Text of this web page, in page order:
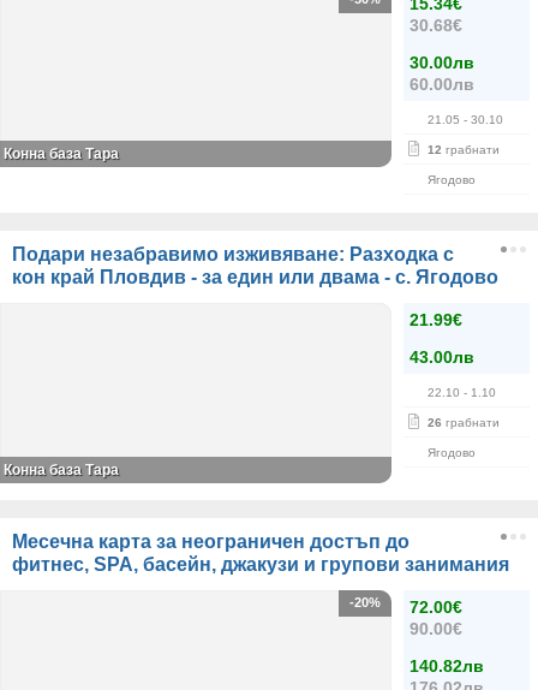
30.68€
30.00лв
60.00лв
21.05 - 30.10
12 грабнати
Ягодово
Конна база Тара
Подари незабравимо изживяване: Разходка с
кон край Пловдив - за един или двама - с. Ягодово
21.99€
43.00лв
22.10 - 1.10
26 грабнати
Ягодово
Конна база Тара
Месечна карта за неограничен достъп до
фитнес, SPA, басейн, джакузи и групови занимания
72.00€
90.00€
140.82лв
-20%